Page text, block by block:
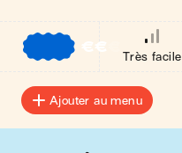
€€
Très facile
Ajouter au menu